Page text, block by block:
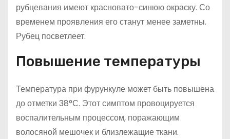
рубцевания имеют красновато-синюю окраску. Со
временем проявления его станут менее заметны.
Рубец посветлеет.
Повышение температуры
Температура при фурункуле может быть повышена
до отметки 38°С. Этот симптом провоцируется
воспалительным процессом, поражающим
волосяной мешочек и близлежащие ткани.